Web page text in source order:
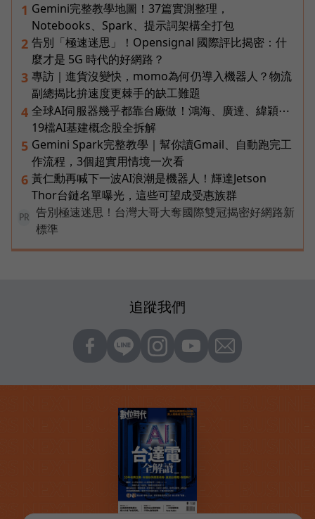
1 Gemini完整教學地圖！37篇實測整理，
Notebooks、Spark、提示詞架構全打包
2 告別「極速迷思」！Opensignal 國際評比揭密：什
麼才是 5G 時代的好網路？
3 專訪｜進貨沒變快，momo為何仍導入機器人？物流
副總揭比拚速度更棘手的缺工難題
4 全球AI伺服器幾乎都靠台廠做！鴻海、廣達、緯穎⋯
19檔AI基建概念股全拆解
5 Gemini Spark完整教學｜幫你讀Gmail、自動跑完工
作流程，3個超實用情境一次看
6 黃仁勳再喊下一波AI浪潮是機器人！輝達Jetson
Thor台鏈名單曝光，這些可望成受惠族群
PR
告別極速迷思！台灣大哥大奪國際雙冠揭密好網路新
標準
追蹤我們